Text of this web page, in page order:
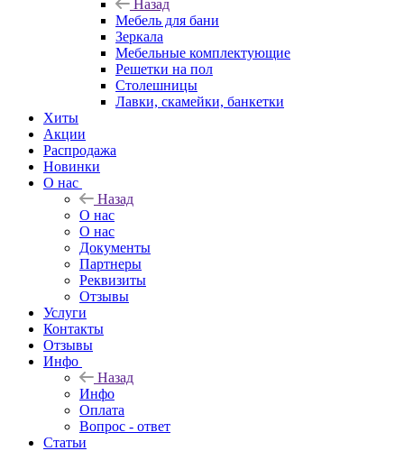
Назад
Мебель для бани
Зеркала
Мебельные комплектующие
Решетки на пол
Столешницы
Лавки, скамейки, банкетки
Хиты
Акции
Распродажа
Новинки
О нас
Назад
О нас
О нас
Документы
Партнеры
Реквизиты
Отзывы
Услуги
Контакты
Отзывы
Инфо
Назад
Инфо
Оплата
Вопрос - ответ
Статьи